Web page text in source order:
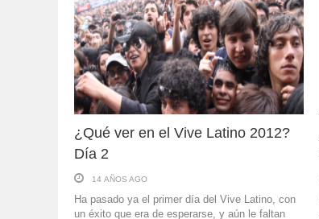
¿Qué ver en el Vive Latino 2012?
Día 2
14 AÑOS AGO
Ha pasado ya el primer día del Vive Latino, con
un éxito que era de esperarse, y aún le faltan